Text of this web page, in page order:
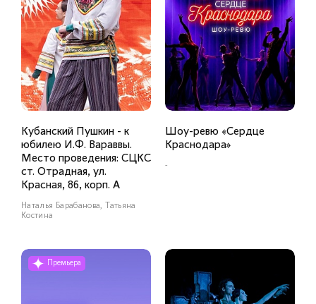
Кубанский Пушкин - к
юбилею И.Ф. Вараввы.
Место проведения: СЦКС
ст. Отрадная, ул.
Красная, 86, корп. А
Наталья Барабанова, Татьяна
Костина
Шоу-ревю «Сердце
Краснодара»
-
Премьера